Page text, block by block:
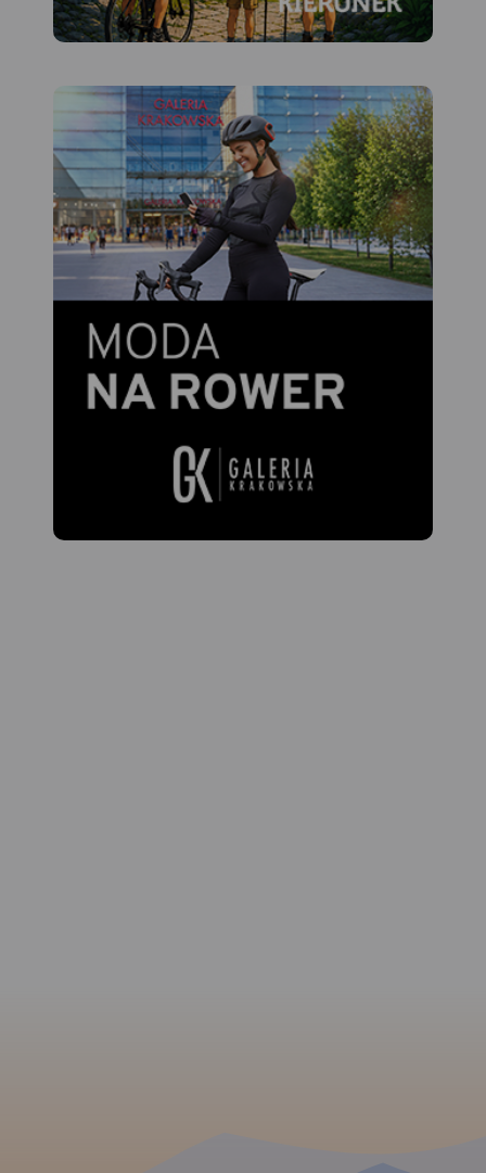
Rabkę-Zdrój na wschodzie.